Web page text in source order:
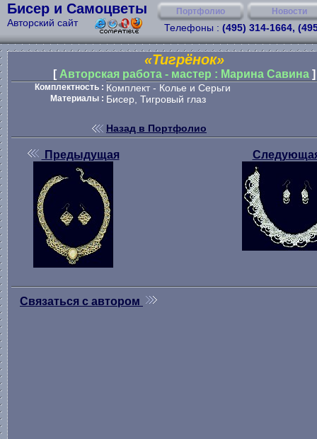
Бисер и Самоцветы
Авторский сайт
Портфолио Новости
Телефоны : (495) 314-1664,
«Тигрёнок»
[Авторская работа - мастер : Марина Савина ]
Комплектность : Комплект - Колье и Серьги
Материалы : Бисер, Тигровый глаз
Назад в Портфолио
Предыдущая
Связаться с автором